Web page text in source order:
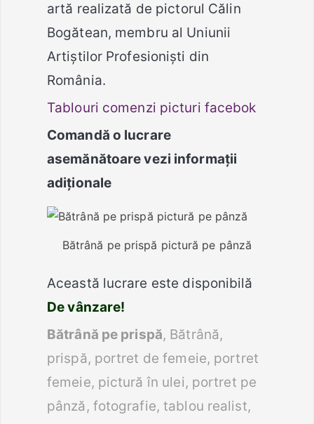
artă realizată de pictorul Călin
Bogătean, membru al Uniunii
Artiștilor Profesioniști din
România.
Tablouri comenzi picturi facebok
Comandă o lucrare
asemănătoare vezi informații
adiționale
Bătrână pe prispă pictură pe pânză
Această lucrare este disponibilă
De vânzare!
Bătrână pe prispă, Bătrână,
prispă, portret de femeie, portret
femeie, pictură în ulei, portret pe
pânză, fotografie, tablou realist,